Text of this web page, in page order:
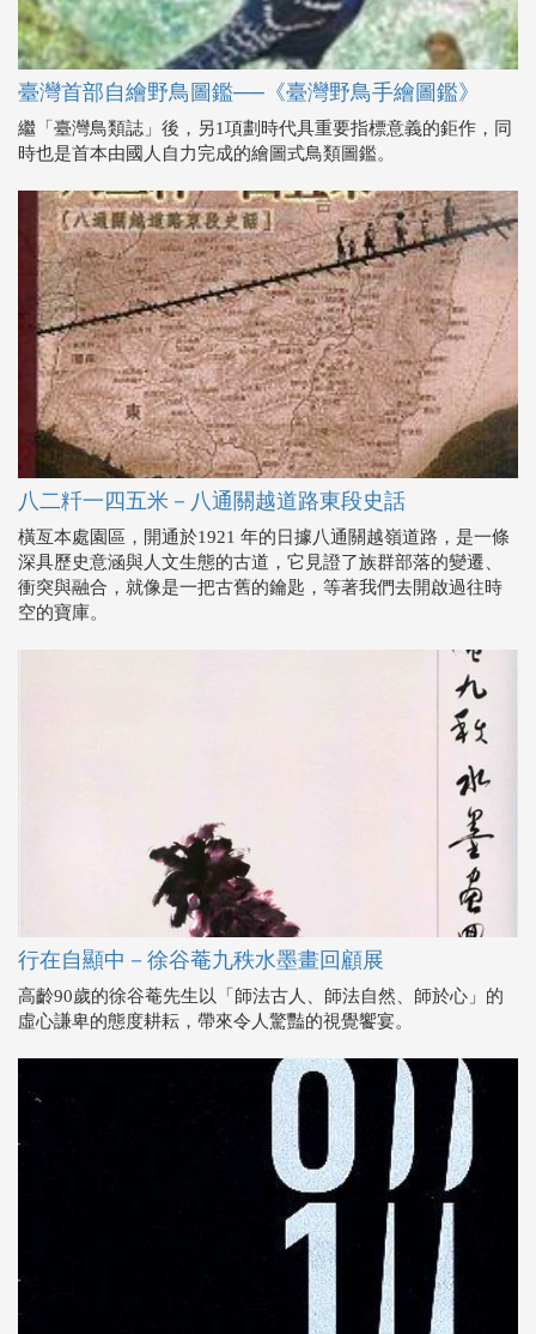
臺灣首部自繪野鳥圖鑑──《臺灣野鳥手繪圖鑑》
繼「臺灣鳥類誌」後，另1項劃時代具重要指標意義的鉅作，同
時也是首本由國人自力完成的繪圖式鳥類圖鑑。
八二粁一四五米－八通關越道路東段史話
橫亙本處園區，開通於1921 年的日據八通關越嶺道路，是一條
深具歷史意涵與人文生態的古道，它見證了族群部落的變遷、
衝突與融合，就像是一把古舊的鑰匙，等著我們去開啟過往時
空的寶庫。
行在自顯中－徐谷菴九秩水墨畫回顧展
高齡90歲的徐谷菴先生以「師法古人、師法自然、師於心」的
虛心謙卑的態度耕耘，帶來令人驚豔的視覺饗宴。